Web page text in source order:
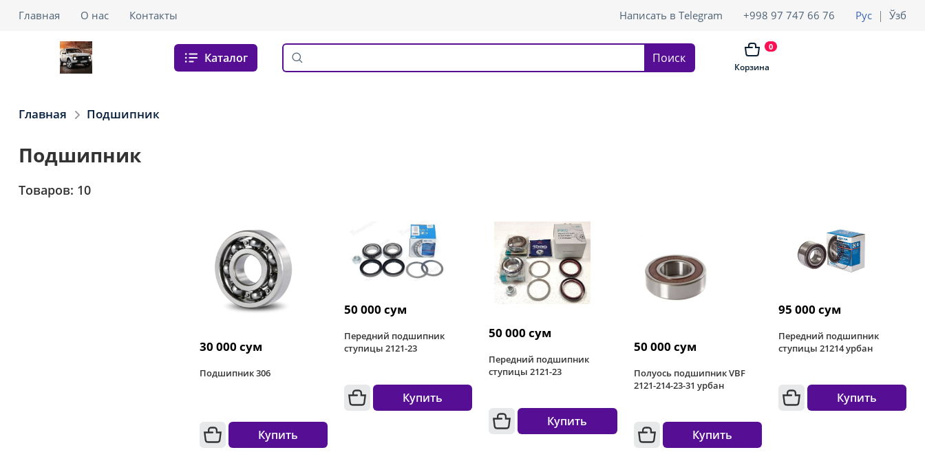
Главная О нас Контакты Написать в Telegram +998 97 747 66 76 Рус Ўзб
Каталог Поиск
0
Корзина
Главная Подшипник
Подшипник
Товаров: 10
30 000 сум
Подшипник 306
Купить
50 000 сум
Передний подшипник
ступицы 2121-23
Купить
50 000 сум
Передний подшипник
ступицы 2121-23
Купить
50 000 сум
Полуось подшипник VBF
2121-214-23-31 урбан
Купить
95 000 сум
Передний подшипник
ступицы 21214 урбан
Купить